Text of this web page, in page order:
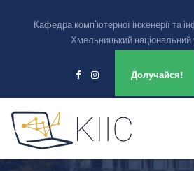
Кафедра комп'ютерної інженерії та
Хмельницький національний
Долучайся!